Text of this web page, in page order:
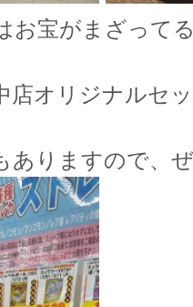
お宝がまざって
店オリジナルセ
ありますので、